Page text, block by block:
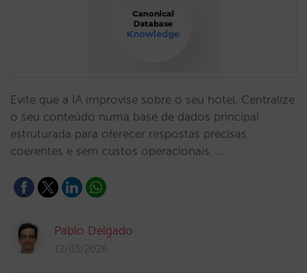
Evite que a IA improvise sobre o seu hotel. Centralize
o seu conteúdo numa base de dados principal
estruturada para oferecer respostas precisas,
coerentes e sem custos operacionais. …
Pablo Delgado
12/03/2026